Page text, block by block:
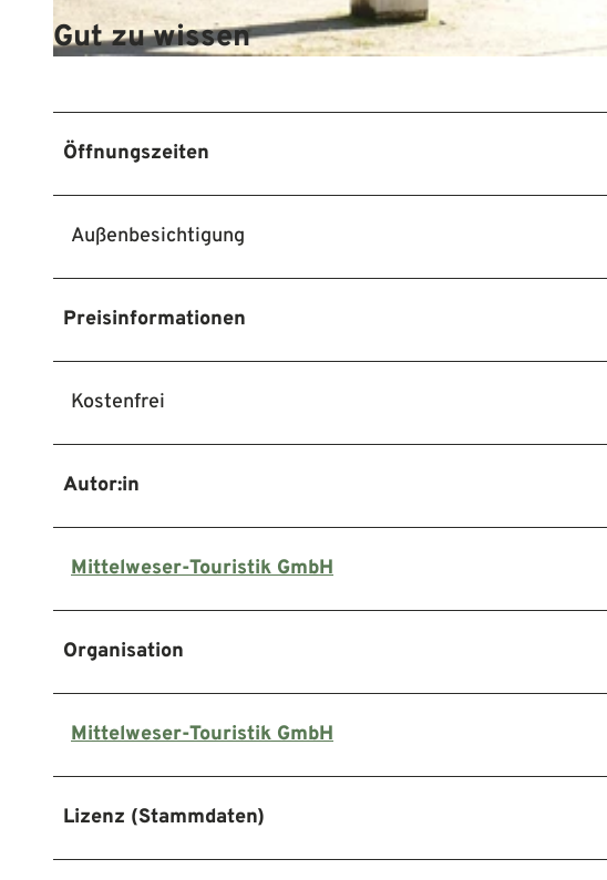
Gut zu wissen
Öffnungszeiten
Außenbesichtigung
Preisinformationen
Kostenfrei
Autor:in
Mittelweser-Touristik GmbH
Organisation
Mittelweser-Touristik GmbH
Lizenz (Stammdaten)